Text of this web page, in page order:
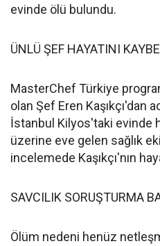
evinde ölü bulundu.
ÜNLÜ ŞEF HAYATINI
MasterChef Türkiye
olan Şef Eren Kaşıkçı'dan
İstanbul Kilyos'taki evinde
üzerine eve gelen sağlık
incelemede Kaşıkçı'nın
SAVCILIK SORUŞTURMA
Ölüm nedeni henüz